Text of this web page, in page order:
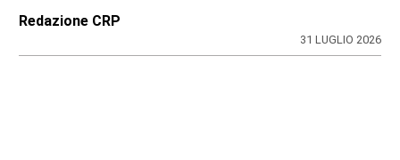
Redazione CRP
31 LUGLIO 2026